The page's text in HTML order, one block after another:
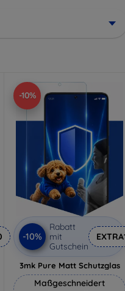
-10%
-10%
Rabatt
mit
Gutschein
3mk Pure Matt Schutzglas
Maßgeschneidert